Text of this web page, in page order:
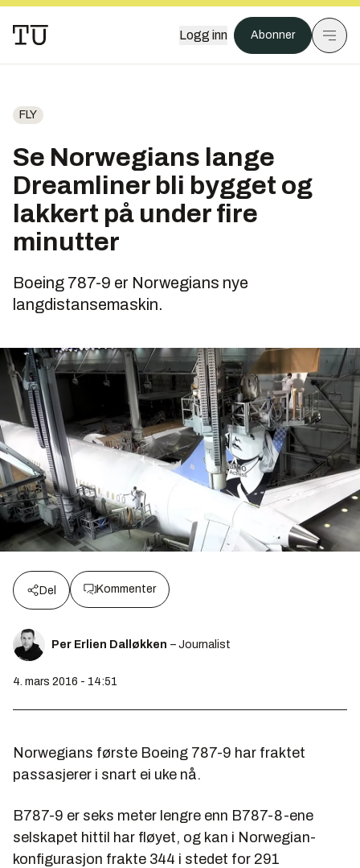
Logg inn Abonner
FLY
Se Norwegians lange
Dreamliner bli bygget og
lakkert på under fire
minutter
Boeing 787-9 er Norwegians nye
langdistansemaskin.
Del Kommenter
Per Erlien Dalløkken – Journalist
4. mars 2016 - 14:51
Norwegians første Boeing 787-9 har fraktet
passasjerer i snart ei uke nå.
B787-9 er seks meter lengre enn B787-8-ene
selskapet hittil har fløyet, og kan i Norwegian-
konfigurasjon frakte 344 i stedet for 291